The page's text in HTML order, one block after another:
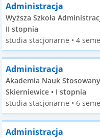
Administracja
Wyższa Szkoła
II stopnia
studia stacjonarne • 4
Administracja
Akademia Nauk
Skierniewice • I stopnia
studia stacjonarne • 6
Administracja